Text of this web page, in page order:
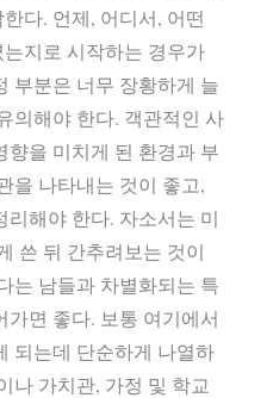
다. 언제, 어디서, 어떤
지로 시작하는 경우가
부분은 너무 장황하게 늘
의해야 한다. 객관적인 사
향을 미치게 된 환경과 부
을 나타내는 것이 좋고,
해야 한다. 자소서는 미
쓴 뒤 간추려보는 것이
는 남들과 차별화되는 특
가면 좋다. 보통 여기에서
되는데 단순하게 나열하
나 가치관, 가정 및 학교